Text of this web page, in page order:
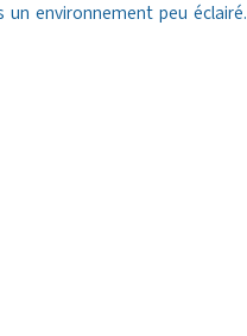
environnement peu éclairé.